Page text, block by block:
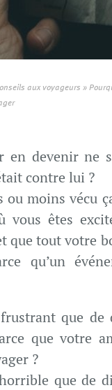
aux voyageurs »
en devenir ne
contre lui ?
ou moins vécu
vous êtes
que tout votre
qu’un
que de
que votre
?
que de